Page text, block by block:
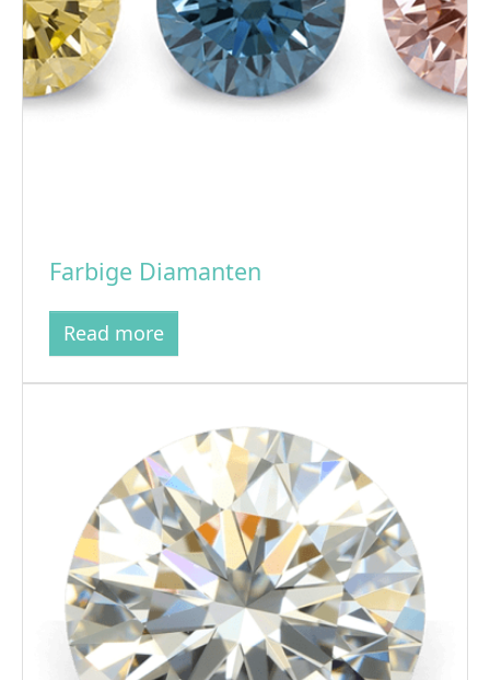
Farbige Diamanten
Read more